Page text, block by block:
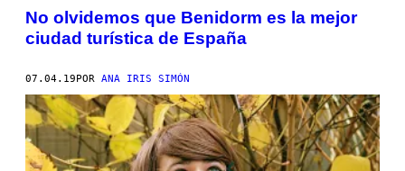
No olvidemos que Benidorm es la mejor
ciudad turística de España
07.04.19 POR ANA IRIS SIMÓN